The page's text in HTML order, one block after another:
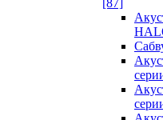
[87]